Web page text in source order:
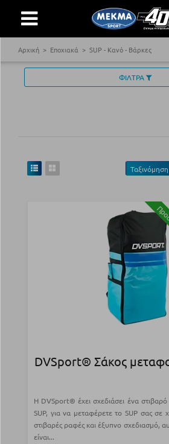
Αρχική Εποχιακά SUP - Κανό - Βάρκες
ΦΙΛΤΡΑ
DVSport® Σάκος
Η DVSport® έχει σχεδιάσει ένα
SUP, για να μεταφέρετε το SUP σας σε
στιβαρές ραφές και έξυπνο σχεδιασμό,
είναι...